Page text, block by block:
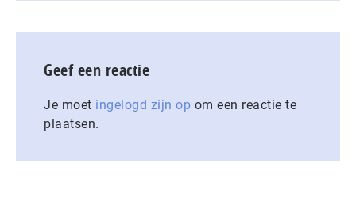
Geef een reactie
Je moet ingelogd zijn op om een reactie te
plaatsen.